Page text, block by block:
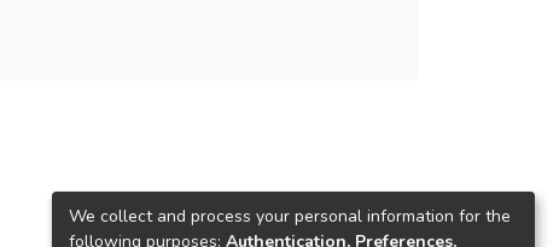
We collect and process your personal information for the
following purposes: Authentication, Preferences,